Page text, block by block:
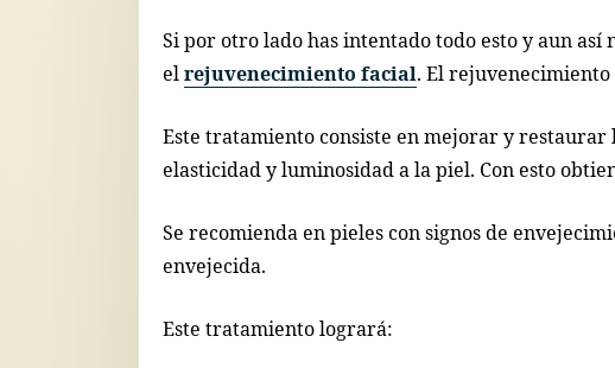
Si por otro lado has intentado todo esto y aun
elrejuvenecimiento facial. El
Este tratamiento consiste en mejorar y
elasticidad y luminosidad a la piel. Con esto
Se recomienda en pieles con signos de
envejecida.
Este tratamiento logrará: